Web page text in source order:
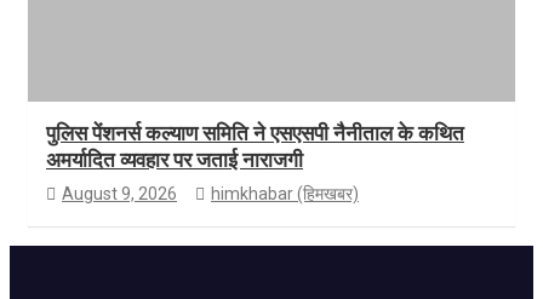
पुलिस पेंशनर्स कल्याण समिति ने एसएसपी नैनीताल के कथित
अमर्यादित व्यवहार पर जताई नाराजगी
August 9, 2026 himkhabar (हिमखबर)